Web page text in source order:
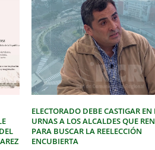
ELECTORADO DEBE CASTIGAR EN
URNAS A LOS ALCALDES QUE
PARA BUSCAR LA REELECCIÓN
ENCUBIERTA